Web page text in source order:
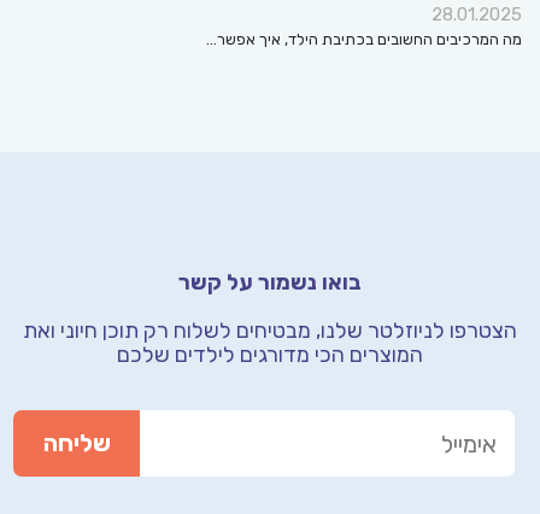
החשובים בכתיבת הילד, איך אפשר…
בואו נשמור על קשר
לניוזלטר שלנו, מבטיחים לשלוח רק תוכן חיוניואת
המוצרים הכי מדורגים לילדים שלכם